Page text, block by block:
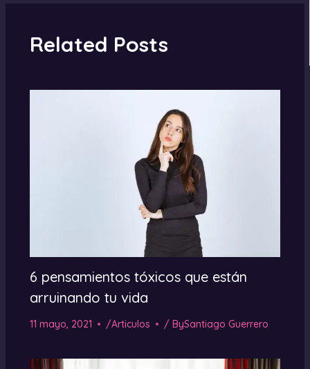
Related Posts
6 pensamientos tóxicos que están
arruinando tu vida
11 mayo, 2021 /Articulos / BySantiago Guerrero